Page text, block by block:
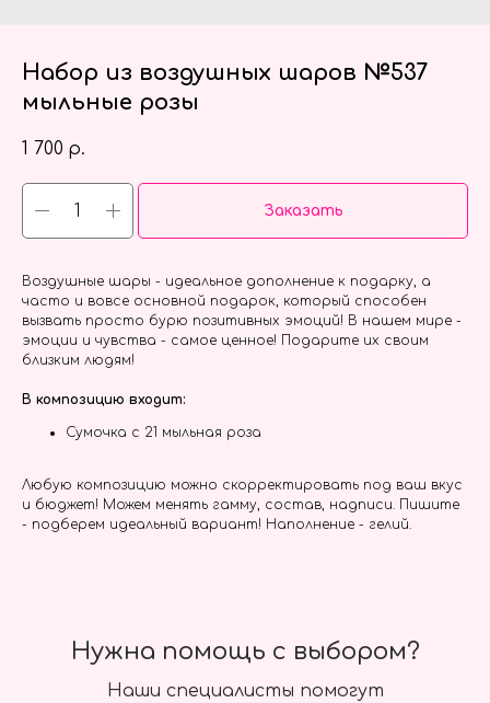
Набор из воздушных шаров №537
мыльные розы
1 700 р.
Заказать
Воздушные шары - идеальное дополнение к подарку, а
часто и вовсе основной подарок, который способен
вызвать просто бурю позитивных эмоций! В нашем мире -
эмоции и чувства - самое ценное! Подарите их своим
близким людям!
В композицию входит:
Сумочка с 21 мыльная роза
Любую композицию можно скорректировать под ваш вкус
и бюджет! Можем менять гамму, состав, надписи. Пишите
- подберем идеальный вариант! Наполнение - гелий.
Наши специалисты помогут
Нужна помощь с выбором?